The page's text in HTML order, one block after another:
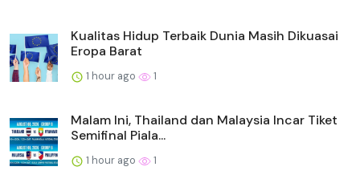
Kualitas Hidup Terbaik Dunia Masih Dikuasai
Eropa Barat
1 hour ago 1
Malam Ini, Thailand dan Malaysia Incar Tiket
Semifinal Piala...
1 hour ago 1